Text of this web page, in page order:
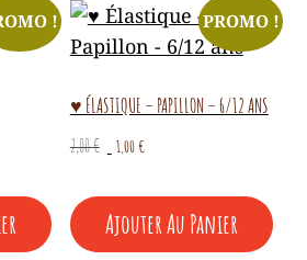
! PROMO !
♥ ÉLASTIQUE – PAPILLON – 6/12 ANS
2,00€
Le
initial
était :
2,00 €.
1,00€
actuel
est :
1,00 €.
Ajouter Au Panier